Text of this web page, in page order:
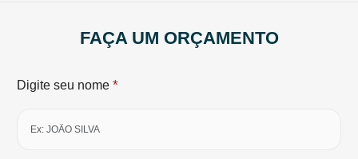
FAÇA UM ORÇAMENTO
Digite seu nome *